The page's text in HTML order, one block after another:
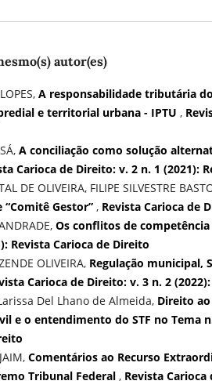
autor(es)
A responsabilidade tributária
e territorial urbana - IPTU ,
A conciliação como solução
Carioca de Direito: v. 2 n. 1 (2021):
DE OLIVEIRA, FILIPE SILVESTRE
“Comitê Gestor” , Revista Carioca de
Os conflitos de
Revista Carioca de Direito
OLIVEIRA, Regulação municipal,
Carioca de Direito: v. 3 n. 2
Del Lhano de Almeida, Direito
e o entendimento do STF no Tema
Comentários ao Recurso
Tribunal Federal , Revista Carioca